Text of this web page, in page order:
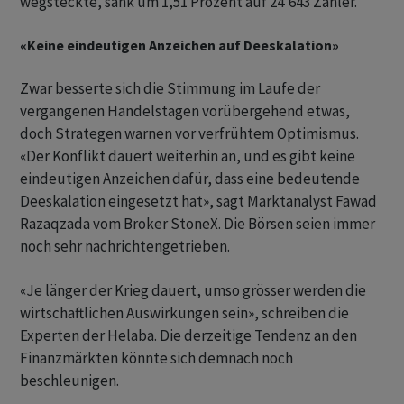
«Keine eindeutigen Anzeichen auf Deeskalation»
Zwar besserte sich die Stimmung im Laufe der
vergangenen Handelstagen vorübergehend etwas,
doch Strategen warnen vor verfrühtem Optimismus.
«Der Konflikt dauert weiterhin an, und es ‌gibt keine
eindeutigen Anzeichen dafür, dass eine bedeutende
Deeskalation eingesetzt hat», sagt Marktanalyst Fawad
Razaqzada vom Broker StoneX. ‌Die Börsen seien immer
noch sehr nachrichtengetrieben.
«Je länger der Krieg ​dauert, umso grösser werden die
wirtschaftlichen Auswirkungen sein», schreiben die
Experten der Helaba. Die derzeitige Tendenz an den
Finanzmärkten könnte sich demnach noch
beschleunigen.